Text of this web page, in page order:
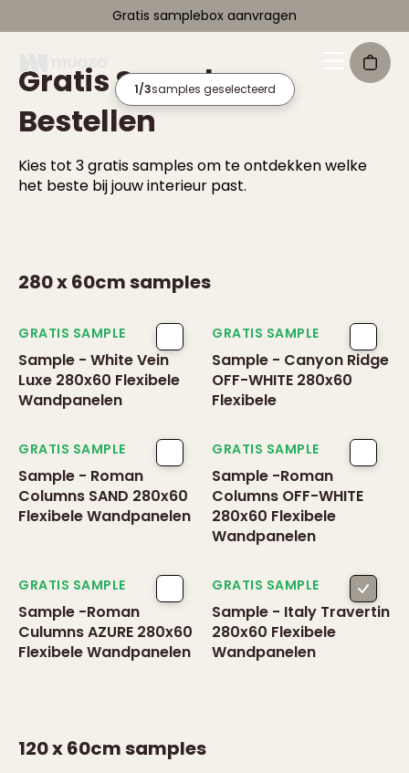
Gratis samplebox aanvragen
Gratis Samples
Bestellen
Kies tot 3 gratis samples om te ontdekken welke
het beste bij jouw interieur past.
1/3samples geselecteerd
280 x 60cmsamples
GRATIS SAMPLE
Sample - White Vein
Luxe 280x60 Flexibele
Wandpanelen
GRATIS SAMPLE
Sample - Canyon Ridge
OFF-WHITE 280x60
Flexibele
GRATIS SAMPLE
Sample - Roman
Columns SAND 280x60
Flexibele Wandpanelen
GRATIS SAMPLE
Sample -Roman
Columns OFF-WHITE
280x60 Flexibele
Wandpanelen
GRATIS SAMPLE
Sample -Roman
Culumns AZURE 280x60
Flexibele Wandpanelen
GRATIS SAMPLE
Sample - Italy Travertin
280x60 Flexibele
Wandpanelen
120 x 60cmsamples